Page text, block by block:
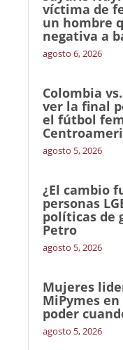
víctima de
un hombre
negativa a
agosto 6, 2026
Colombia
ver la final
el fútbol
agosto 5, 2026
¿El cambio
personas
políticas de
Petro
agosto 5, 2026
Mujeres
MiPymes
poder
agosto 5, 2026